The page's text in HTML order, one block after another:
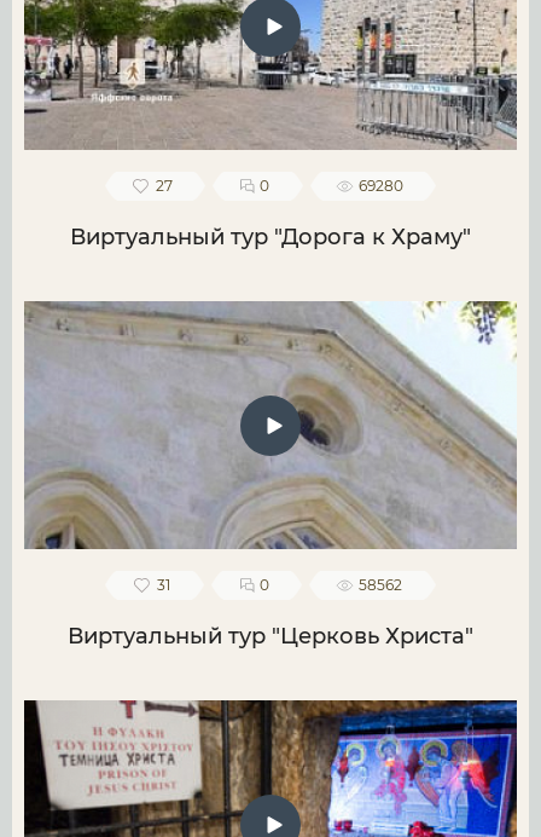
27 0 69280
Виртуальный тур "Дорога к Храму"
31 0 58562
Виртуальный тур "Церковь Христа"